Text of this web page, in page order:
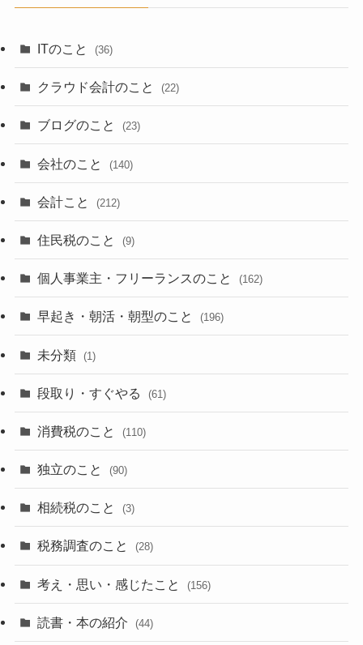
ITのこと (36)
クラウド会計のこと (22)
ブログのこと (23)
会社のこと (140)
会計こと (212)
住民税のこと (9)
個人事業主・フリーランスのこと (162)
早起き・朝活・朝型のこと (196)
未分類 (1)
段取り・すぐやる (61)
消費税のこと (110)
独立のこと (90)
相続税のこと (3)
税務調査のこと (28)
考え・思い・感じたこと (156)
読書・本の紹介 (44)